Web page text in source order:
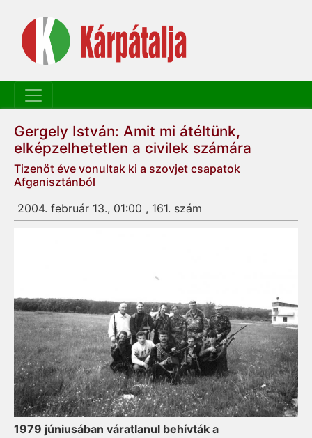
Gergely István: Amit mi átéltünk,
elképzelhetetlen a civilek számára
Tizenöt éve vonultak ki a szovjet csapatok
Afganisztánból
2004. február 13., 01:00 , 161. szám
1979 júniusában váratlanul behívták a